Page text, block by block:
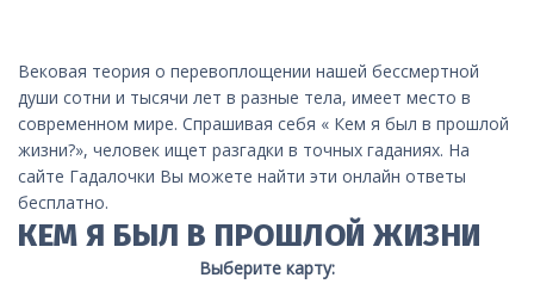
Вековая теория о перевоплощении нашей бессмертной
души сотни и тысячи лет в разные тела, имеет место в
современном мире. Спрашивая себя « Кем я был в прошлой
жизни?», человек ищет разгадки в точных гаданиях. На
сайте Гадалочки Вы можете найти эти онлайн ответы
бесплатно.
КЕМ Я БЫЛ В ПРОШЛОЙ ЖИЗНИ
Выберите карту: